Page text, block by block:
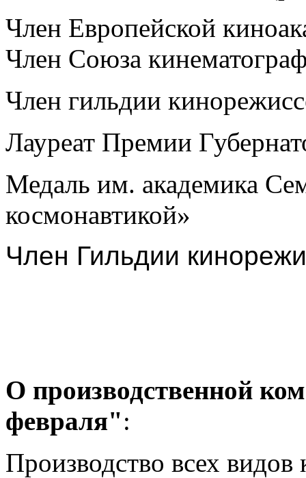
Член Европейской
Член Союза
Член гильдии
Лауреат Премии
Медаль им. академика
космонавтикой»
Член Гильдии
О производственной
февраля":
Производство всех